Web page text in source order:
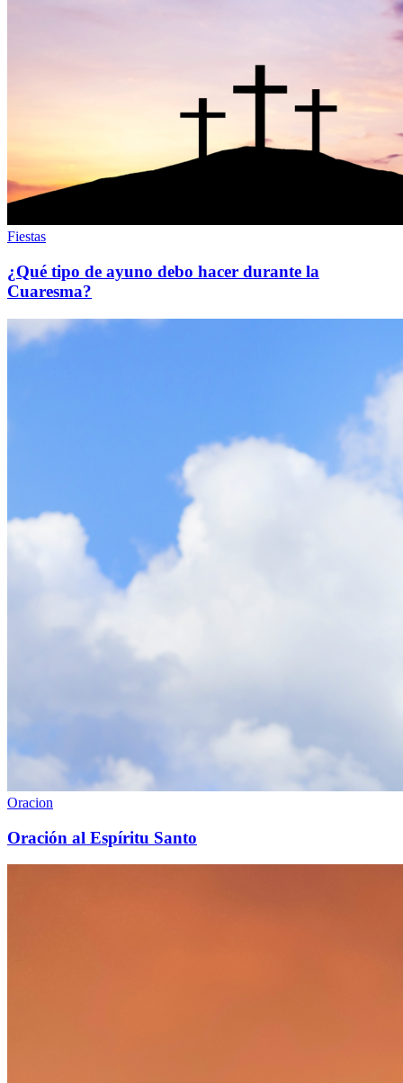
Fiestas
¿Qué tipo de ayuno debo hacer durante la
Cuaresma?
Oracion
Oración al Espíritu Santo